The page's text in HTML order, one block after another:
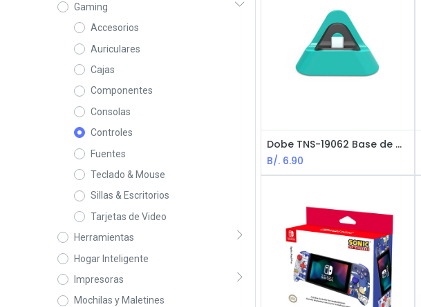
Gaming
Accesorios
Auriculares
Cajas
Componentes
Consolas
Controles
Fuentes
Teclado & Mouse
Sillas & Escritorios
Tarjetas de Video
Herramientas
Hogar Inteligente
Impresoras
Mochilas y Maletines
Dobe TNS-19062 Base de Carga - Acceosrio Gamer para Nintendo Switch Lite
B/. 6.90